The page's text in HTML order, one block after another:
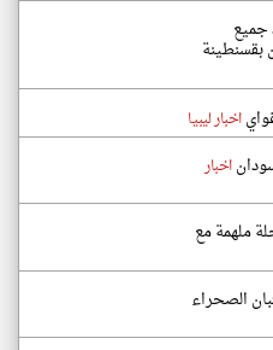
جميع
بقسنطينة
اخبار ليبيا
اخبار
ملهمة مع
الصحراء